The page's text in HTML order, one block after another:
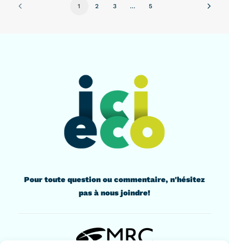
1 2 3 … 5
Pour toute question ou commentaire, n'hésitez
pas à nous joindre!